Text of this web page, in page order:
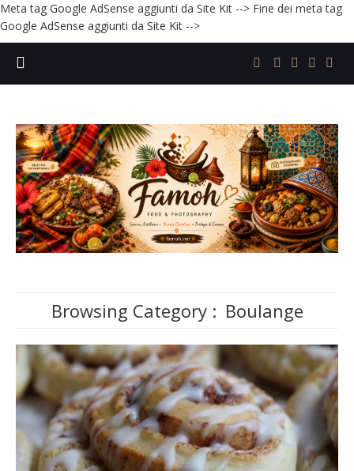
Meta tag Google AdSense aggiunti da Site Kit --> Fine dei meta tag
Google AdSense aggiunti da Site Kit -->
Browsing Category : Boulange